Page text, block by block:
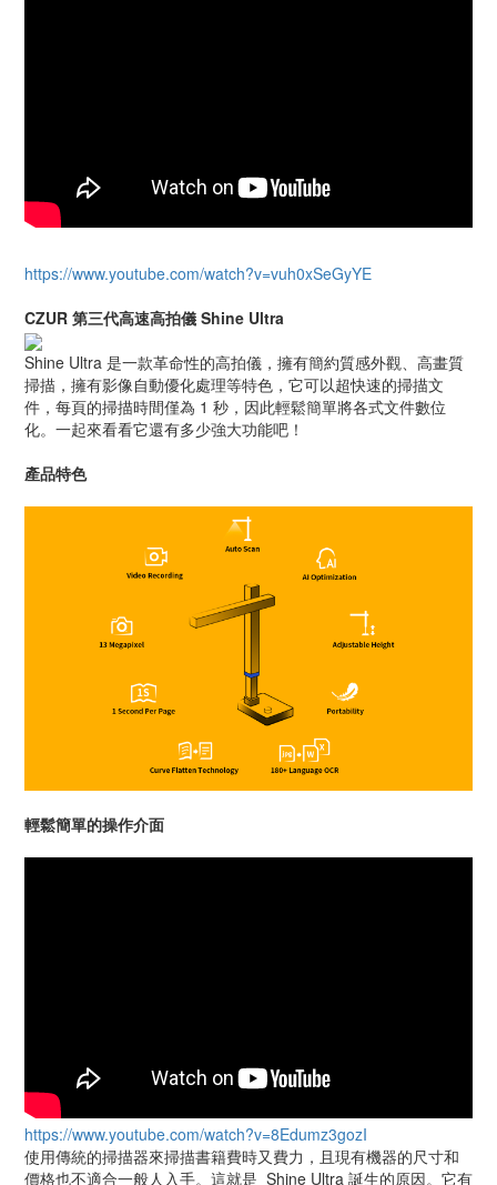
https://www.youtube.com/watch?v=vuh0xSeGyYE
CZUR 第三代高速高拍儀 Shine Ultra
Shine Ultra 是一款革命性的高拍儀，擁有簡約質感外觀、高畫質
掃描，擁有影像自動優化處理等特色，它可以超快速的掃描文
件，每頁的掃描時間僅為 1 秒，因此輕鬆簡單將各式文件數位
化。一起來看看它還有多少強大功能吧！
產品特色
輕鬆簡單的操作介面
https://www.youtube.com/watch?v=8Edumz3gozI
使用傳統的掃描器來掃描書籍費時又費力，且現有機器的尺寸和
價格也不適合一般人入手。這就是 Shine Ultra 誕生的原因。它有